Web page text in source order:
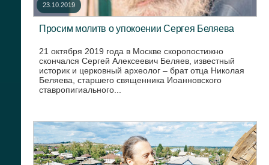
23.10.2019
Просим молитв о упокоении Сергея Беляева
21 октября 2019 года в Москве скоропостижно
скончался Сергей Алексеевич Беляев, известный
историк и церковный археолог – брат отца Николая
Беляева, старшего священника Иоанновского
ставропигиального...